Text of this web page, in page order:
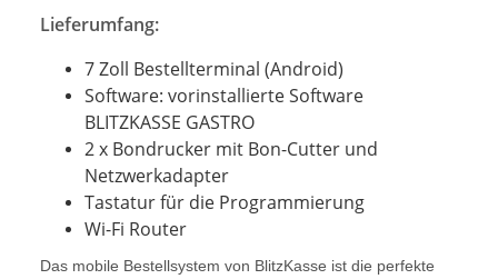
Lieferumfang:
7 Zoll Bestellterminal (Android)
Software: vorinstallierte Software
BLITZKASSE GASTRO
2 x Bondrucker mit Bon-Cutter und
Netzwerkadapter
Tastatur für die Programmierung
Wi-Fi Router
Das mobile Bestellsystem von BlitzKasse ist die perfekte